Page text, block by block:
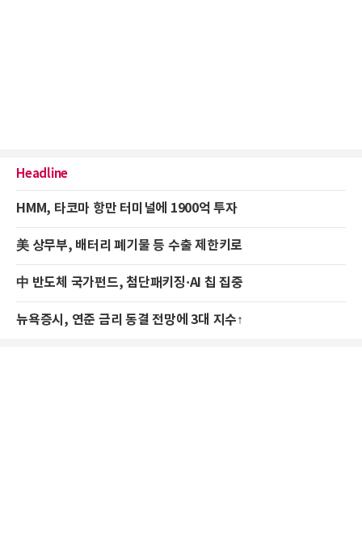
Headline
HMM, 타코마 항만 터미널에 1900억 투자
美 상무부, 배터리 폐기물 등 수출 제한키로
中 반도체 국가펀드, 첨단패키징·AI 칩 집중
뉴욕증시, 연준 금리 동결 전망에 3대 지수↑